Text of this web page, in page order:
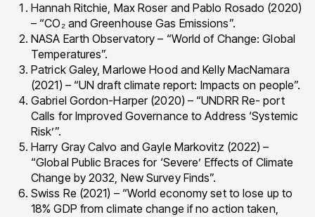
Hannah Ritchie, Max Roser and Pablo Rosado (2020)
– “CO₂ and Greenhouse Gas Emissions”.
NASA Earth Observatory – “World of Change: Global
Temperatures”.
Patrick Galey, Marlowe Hood and Kelly MacNamara
(2021) – “UN draft climate report: Impacts on people”.
Gabriel Gordon-Harper (2020) – “UNDRR Re- port
Calls for Improved Governance to Address ‘Systemic
Risk’”.
Harry Gray Calvo and Gayle Markovitz (2022) –
“Global Public Braces for ‘Severe’ Effects of Climate
Change by 2032, New Survey Finds”.
Swiss Re (2021) – “World economy set to lose up to
18% GDP from climate change if no action taken,